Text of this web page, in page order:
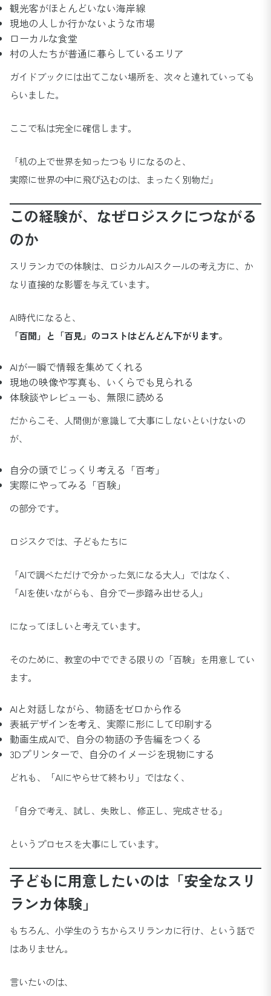
観光客がほとんどいない海岸線
現地の人しか行かないような市場
ローカルな食堂
村の人たちが普通に暮らしているエリア
ガイドブックには出てこない場所を、次々と連れていっても
らいました。
ここで私は完全に確信します。
「机の上で世界を知ったつもりになるのと、
実際に世界の中に飛び込むのは、まったく別物だ」
この経験が、なぜロジスクにつながる
のか
スリランカでの体験は、ロジカルAIスクールの考え方に、か
なり直接的な影響を与えています。
AI時代になると、
「百聞」と「百見」のコストはどんどん下がります。
AIが一瞬で情報を集めてくれる
現地の映像や写真も、いくらでも見られる
体験談やレビューも、無限に読める
だからこそ、人間側が意識して大事にしないといけないの
が、
自分の頭でじっくり考える「百考」
実際にやってみる「百験」
の部分です。
ロジスクでは、子どもたちに
「AIで調べただけで分かった気になる大人」ではなく、
「AIを使いながらも、自分で一歩踏み出せる人」
になってほしいと考えています。
そのために、教室の中でできる限りの「百験」を用意してい
ます。
AIと対話しながら、物語をゼロから作る
表紙デザインを考え、実際に形にして印刷する
動画生成AIで、自分の物語の予告編をつくる
3Dプリンターで、自分のイメージを現物にする
どれも、「AIにやらせて終わり」ではなく、
「自分で考え、試し、失敗し、修正し、完成させる」
というプロセスを大事にしています。
子どもに用意したいのは「安全なスリ
ランカ体験」
もちろん、小学生のうちからスリランカに行け、という話で
はありません。
言いたいのは、